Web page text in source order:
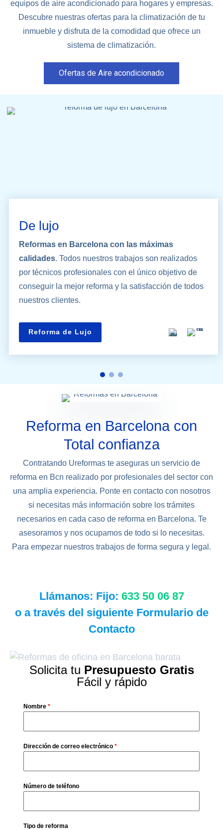
equipos de aire acondicionado para hogares y empresas.
Descubre nuestras ofertas para la climatización de tu
inmueble y disfruta de la comodidad que ofrece un
sistema de climatización.
Ofertas de Aire acondicionado
De lujo
Reformas en Barcelona con las máximas
calidades. Todos nuestros trabajos son realizados
por técnicos profesionales con el único objetivo de
conseguir la mejor reforma y la satisfacción de todos
nuestros clientes.
Reforma de Lujo
Reforma en Barcelona con
Total confianza
Contratando Ureformas te aseguras un servicio de
reforma en Bcn realizado por profesionales del sector con
una amplia experiencia. Ponte en contacto con nosotros
si necesitas más información sobre los trámites
necesarios en cada caso de reforma en Barcelona. Te
asesoramos y nos ocupamos de todo si lo necesitas.
Para empezar nuestros trabajos de forma segura y legal.
Llámanos: Fijo: 633 50 06 87
o a través del siguiente Formulario de
Contacto
Solicita tu Presupuesto Gratis
Fácil y rápido
Nombre *
Dirección de correo electrónico *
Número de teléfono
Tipo de reforma